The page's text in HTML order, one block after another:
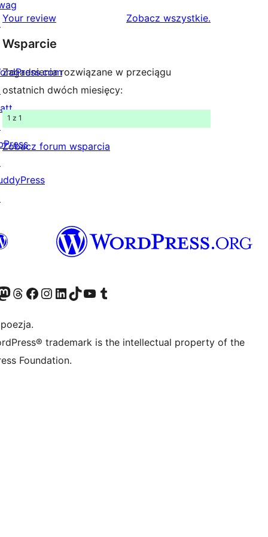
1-
Your review Zobacz wszystkierecenzje
.
Wsparcie
Zagadnienia rozwiązane w przeciągu
ostatnich dwóch miesięcy:
1 z 1
Zobacz forum wsparcia
Twitter)
konto Bluesky
nasze konto na Mastodoncie
Odwiedź naszego Threadsa
Odwiedź naszego Facebooka
Odwiedź nasze konto na Instagramie
Odwiedź nasze konto na LinkedIn
Odwiedź naszego TikToka
Odwiedź nasz kanał YouTube
Odwiedź naszego Tumblra
trademark is the intellectual property of the
Foundation.